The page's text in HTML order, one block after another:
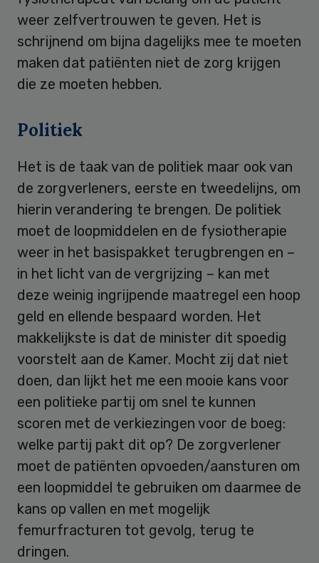
weer zelfvertrouwen te geven. Het is
schrijnend om bijna dagelijks mee te moeten
maken dat patiënten niet de zorg krijgen
die ze moeten hebben.
Politiek
Het is de taak van de politiek maar ook van
de zorgverleners, eerste en tweedelijns, om
hierin verandering te brengen. De politiek
moet de loopmiddelen en de fysiotherapie
weer in het basispakket terugbrengen en –
in het licht van de vergrijzing – kan met
deze weinig ingrijpende maatregel een hoop
geld en ellende bespaard worden. Het
makkelijkste is dat de minister dit spoedig
voorstelt aan de Kamer. Mocht zij dat niet
doen, dan lijkt het me een mooie kans voor
een politieke partij om snel te kunnen
scoren met de verkiezingen voor de boeg:
welke partij pakt dit op? De zorgverlener
moet de patiënten opvoeden/aansturen om
een loopmiddel te gebruiken om daarmee de
kans op vallen en met mogelijk
femurfracturen tot gevolg, terug te
dringen.